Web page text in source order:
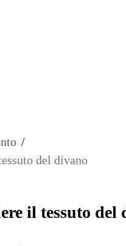
/
del divano
il tessuto del